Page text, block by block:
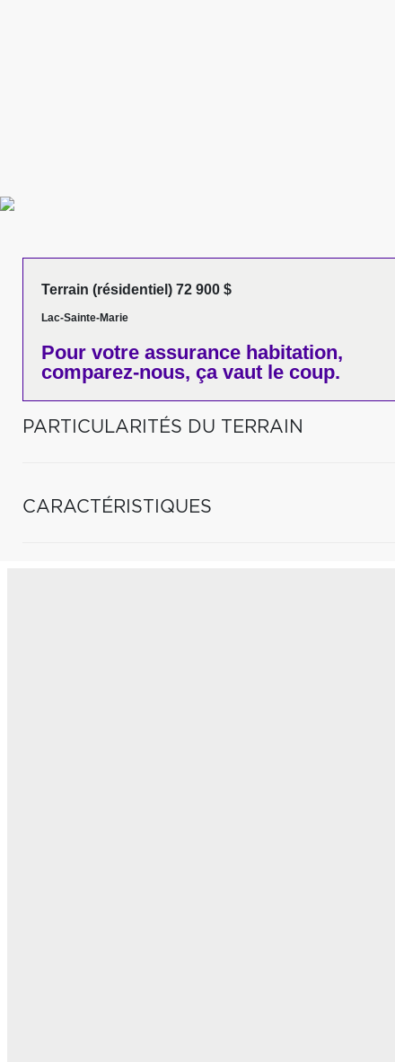
Terrain (résidentiel) 72 900 $
Lac-Sainte-Marie
Pour votre assurance habitation,
comparez-nous, ça vaut le coup.
PARTICULARITÉS DU TERRAIN
CARACTÉRISTIQUES